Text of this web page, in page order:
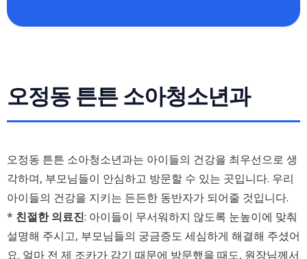
오정동 튼튼 소아청소년과
오정동 튼튼 소아청소년과는 아이들의 건강을 최우선으로 생
각하며, 부모님들이 안심하고 방문할 수 있는 곳입니다. 우리
아이들의 건강을 지키는 든든한 동반자가 되어줄 것입니다.
* 친절한 의료진: 아이들이 무서워하지 않도록 눈높이에 맞춰
설명해 주시고, 부모님들의 궁금증도 세심하게 해결해 주셨어
요. 얼마 전 제 조카가 감기 때문에 방문했을 때도, 원장님께서